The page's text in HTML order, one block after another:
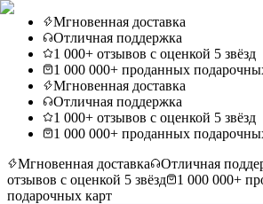
Мгновенная доставка
Отличная поддержка
1 000+ отзывов с оценкой 5 звёзд
1 000 000+ проданных
Мгновенная доставка
Отличная поддержка
1 000+ отзывов с оценкой 5 звёзд
1 000 000+ проданных
Мгновенная доставка
Отличная
отзывов с оценкой 5 звёзд
1 000 000+
подарочных карт